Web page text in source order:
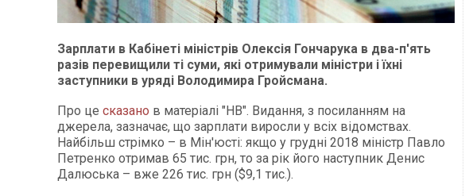
Зарплати в Кабінеті міністрів Олексія Гончарука в два-п'ять
разів перевищили ті суми, які отримували міністри і їхні
заступники в уряді Володимира Гройсмана.
Про це сказано в матеріалі "НВ". Видання, з посиланням на
джерела, зазначає, що зарплати виросли у всіх відомствах.
Найбільш стрімко – в Мін'юсті: якщо у грудні 2018 міністр Павло
Петренко отримав 65 тис. грн, то за рік його наступник Денис
Далюська – вже 226 тис. грн ($9,1 тис.).